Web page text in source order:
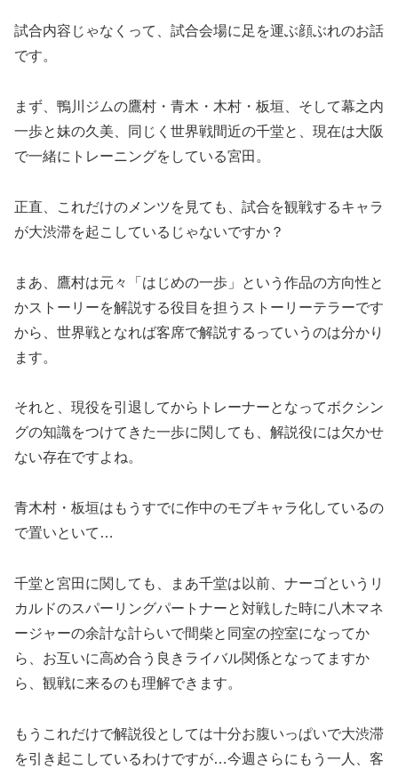
試合内容じゃなくって、試合会場に足を運ぶ顔ぶれのお話
です。
まず、鴨川ジムの鷹村・青木・木村・板垣、そして幕之内
一歩と妹の久美、同じく世界戦間近の千堂と、現在は大阪
で一緒にトレーニングをしている宮田。
正直、これだけのメンツを見ても、試合を観戦するキャラ
が大渋滞を起こしているじゃないですか？
まあ、鷹村は元々「はじめの一歩」という作品の方向性と
かストーリーを解説する役目を担うストーリーテラーです
から、世界戦となれば客席で解説するっていうのは分かり
ます。
それと、現役を引退してからトレーナーとなってボクシン
グの知識をつけてきた一歩に関しても、解説役には欠かせ
ない存在ですよね。
青木村・板垣はもうすでに作中のモブキャラ化しているの
で置いといて…
千堂と宮田に関しても、まあ千堂は以前、ナーゴというリ
カルドのスパーリングパートナーと対戦した時に八木マネ
ージャーの余計な計らいで間柴と同室の控室になってか
ら、お互いに高め合う良きライバル関係となってますか
ら、観戦に来るのも理解できます。
もうこれだけで解説役としては十分お腹いっぱいで大渋滞
を引き起こしているわけですが…今週さらにもう一人、客